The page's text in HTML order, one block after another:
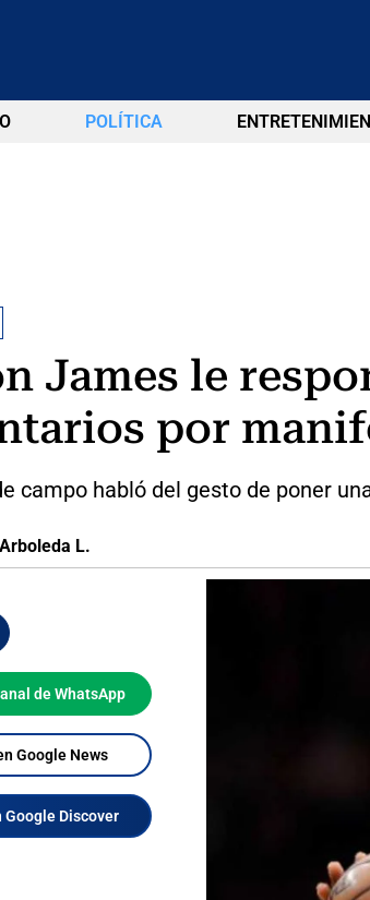
POLÍTICA
James le
por
campo habló del gesto de poner
L.
de WhatsApp
Google News
Google Discover